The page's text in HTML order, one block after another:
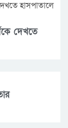
দেখতে